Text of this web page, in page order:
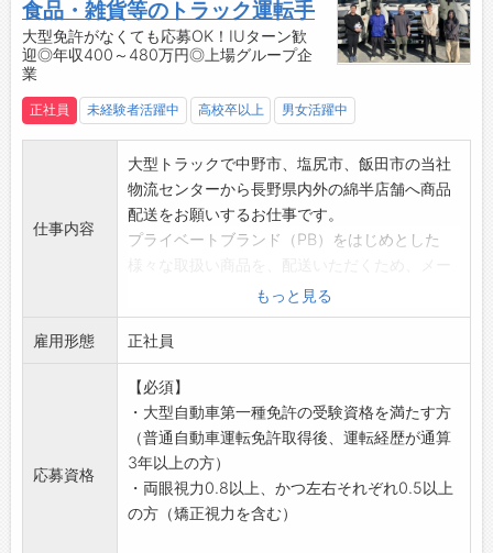
・M&A/事業承継のサポート経験や興味がある
方もご応募ください。
【社内環境】
しれませんが、わきあいあいとした働きやすい
・社内イベント等を通して、気兼ねなく話しが
出来、働きやすい職場環境が整っております。
・残業については原則最大20時迄となります。
（お客様都合で例外もあります）
・外部研修も積極的に行っております。
・日々の勉強や資格取得への挑戦など、向上心
をお持ちの方にはピッタリです。
食品・雑貨等のトラック運転手
大型免許がなくても応募OK！IUターン歓
迎◎年収400～480万円◎上場グループ企
業
正社員 未経験者活躍中 高校卒以上 男女活躍中
仕事内容
大型トラックで中野市、塩尻市、飯田市の当社
物流センターから長野県内外の綿半店舗へ商品
配送をお願いするお仕事です。
プライベートブランド（PB）をはじめとした
カー様から運ぶこともございます。
【具体的には】
・プライベートブランド商品や生鮮食品等、綿
半店舗で販売する商品の配送
※10tまたは6tトラックを使用
＜配送エリア＞
長野県・愛知県を中心に、山梨県・東京都など
関東圏への配送も一部あり
【おすすめポイント】
大型免許がなくても応募OK！免許取得費用は当
もっと見る
雇用形態 正社員
応募資格
【必須】
・大型自動車第一種免許の受験資格を満たす方
（普通自動車運転免許取得後、運転経歴が通算
3年以上の方）
・両眼視力0.8以上、かつ左右それぞれ0.5以上
の方（矯正視力を含む）